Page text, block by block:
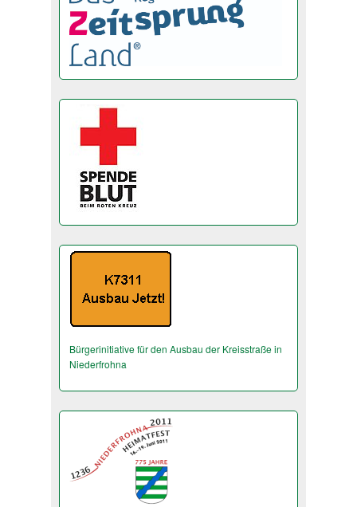
Bürgerinitiative für den Ausbau der Kreisstraße in
Niederfrohna